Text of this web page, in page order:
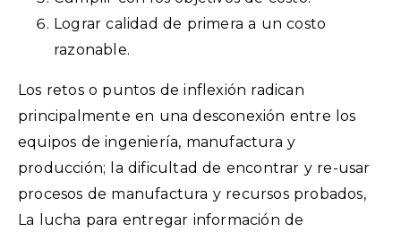
Lograr calidad de primera a un costo
razonable.
Los retos o puntos de inflexión radican
principalmente en una desconexión entre los
equipos de ingeniería, manufactura y
producción; la dificultad de encontrar y re-usar
procesos de manufactura y recursos probados,
La lucha para entregar información de